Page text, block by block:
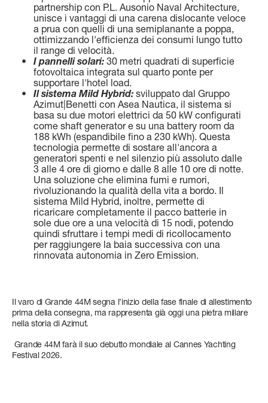
SLOW CRUISE - 21 KN: 13,71 LT/NM, RANGE 375 NM
FAST CRUISE - 25 KN: 14,88 LT/NM, RANGE: 345 NM
Scopri di più
partnership con P.L. Ausonio Naval Architecture,
unisce i vantaggi di una carena dislocante veloce
a prua con quelli di una semiplanante a poppa,
ottimizzando l'efficienza dei consumi lungo tutto
il range di velocità.
•
I pannelli solari: 30 metri quadrati di superficie
fotovoltaica integrata sul quarto ponte per
supportare l'hotel load.
•
Il sistema Mild Hybrid: sviluppato dal Gruppo
Azimut|Benetti con Asea Nautica, il sistema si
basa su due motori elettrici da 50 kW configurati
come shaft generator e su una battery room da
188 kWh (espandibile fino a 230 kWh). Questa
tecnologia permette di sostare all'ancora a
generatori spenti e nel silenzio più assoluto dalle
3 alle 4 ore di giorno e dalle 8 alle 10 ore di notte.
Una soluzione che elimina fumi e rumori,
rivoluzionando la qualità della vita a bordo. Il
sistema Mild Hybrid, inoltre, permette di
ricaricare completamente il pacco batterie in
sole due ore a una velocità di 15 nodi, potendo
quindi sfruttare i tempi medi di ricollocamento
per raggiungere la baia successiva con una
rinnovata autonomia in Zero Emission.
Il varo di Grande 44M segna l’inizio della fase finale di allestimento
prima della consegna, ma rappresenta già oggi una pietra miliare
nella storia di Azimut.
Grande 44M farà il suo debutto mondiale al Cannes Yachting
Festival 2026.